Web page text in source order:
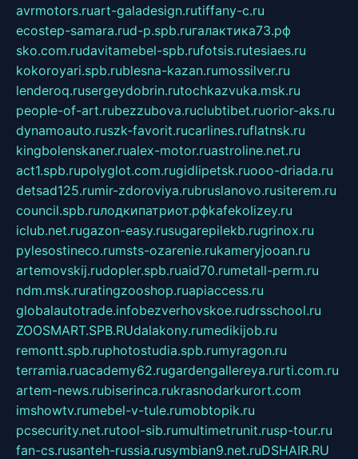
avrmotors.ruart-galadesign.rutiffany-c.ru
ecostep-samara.rud-p.spb.ruгалактика73.рф
sko.com.rudavitamebel-spb.rufotsis.rutesiaes.ru
kokoroyari.spb.rublesna-kazan.rumossilver.ru
lenderoq.rusergeydobrin.rutochkazvuka.msk.ru
people-of-art.rubezzubova.ruclubtibet.ruorior-aks.ru
dynamoauto.ruszk-favorit.rucarlines.ruflatnsk.ru
kingbolenskaner.rualex-motor.ruastroline.net.ru
act1.spb.rupolyglot.com.rugidlipetsk.ruooo-driada.ru
detsad125.rumir-zdoroviya.rubruslanovo.rusiterem.ru
council.spb.ruлодкипатриот.рфkafekolizey.ru
iclub.net.rugazon-easy.rusugarepilekb.rugrinox.ru
pylesostineco.rumsts-ozarenie.rukameryjooan.ru
artemovskij.rudopler.spb.ruaid70.rumetall-perm.ru
ndm.msk.ruratingzooshop.ruapiaccess.ru
globalautotrade.infobezverhovskoe.rudrsschool.ru
ZOOSMART.SPB.RUdalakony.rumedikijob.ru
remontt.spb.ruphotostudia.spb.rumyragon.ru
terramia.ruacademy62.rugardengallereya.rurti.com.ru
artem-news.rubiserinca.rukrasnodarkurort.com
imshowtv.rumebel-v-tule.rumobtopik.ru
pcsecurity.net.rutool-sib.rumultimetrunit.rusp-tour.ru
fan-cs.rusanteh-russia.rusymbian9.net.ruDSHAIR.RU